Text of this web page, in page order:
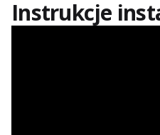
Instrukcje